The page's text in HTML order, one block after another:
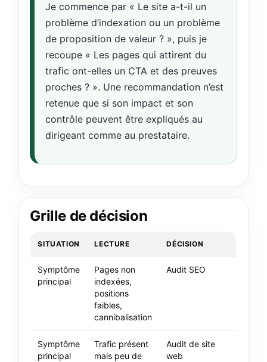
Je commence par « Le site a-t-il un
problème d’indexation ou un problème
de proposition de valeur ? », puis je
recoupe « Les pages qui attirent du
trafic ont-elles un CTA et des preuves
proches ? ». Une recommandation n’est
retenue que si son impact et son
contrôle peuvent être expliqués au
dirigeant comme au prestataire.
Grille de décision
SITUATION LECTURE DÉCISION
Symptôme
principal
Pages non
indexées,
positions
faibles,
cannibalisation
Audit SEO
Symptôme
principal
Trafic présent
mais peu de
Audit de site
web